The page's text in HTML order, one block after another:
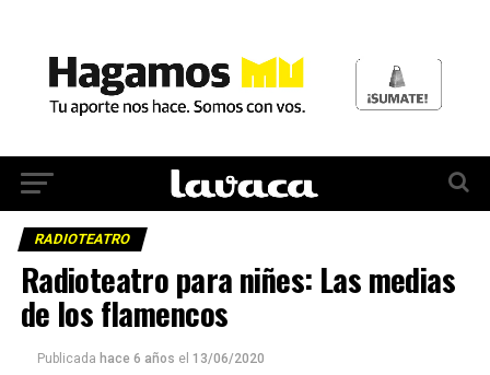
RADIOTEATRO
Radioteatro para niñes: Las medias
de los flamencos
Publicada hace 6 años el 13/06/2020